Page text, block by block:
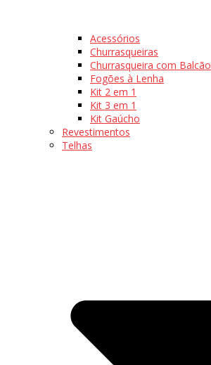
Acessórios
Churrasqueiras
Churrasqueira com Balcão
Fogões à Lenha
Kit 2 em 1
Kit 3 em 1
Kit Gaúcho
Revestimentos
Telhas